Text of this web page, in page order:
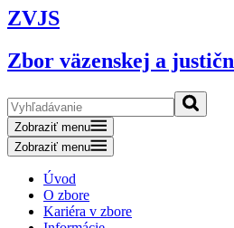
ZVJS
Zbor väzenskej a
Zobraziť menu
Zobraziť menu
Úvod
O zbore
Kariéra v zbore